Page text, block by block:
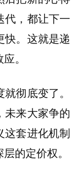
代，都让下一
快。这就是递
。
彻底变了。
未来大家争的
这套进化机制
的定价权。